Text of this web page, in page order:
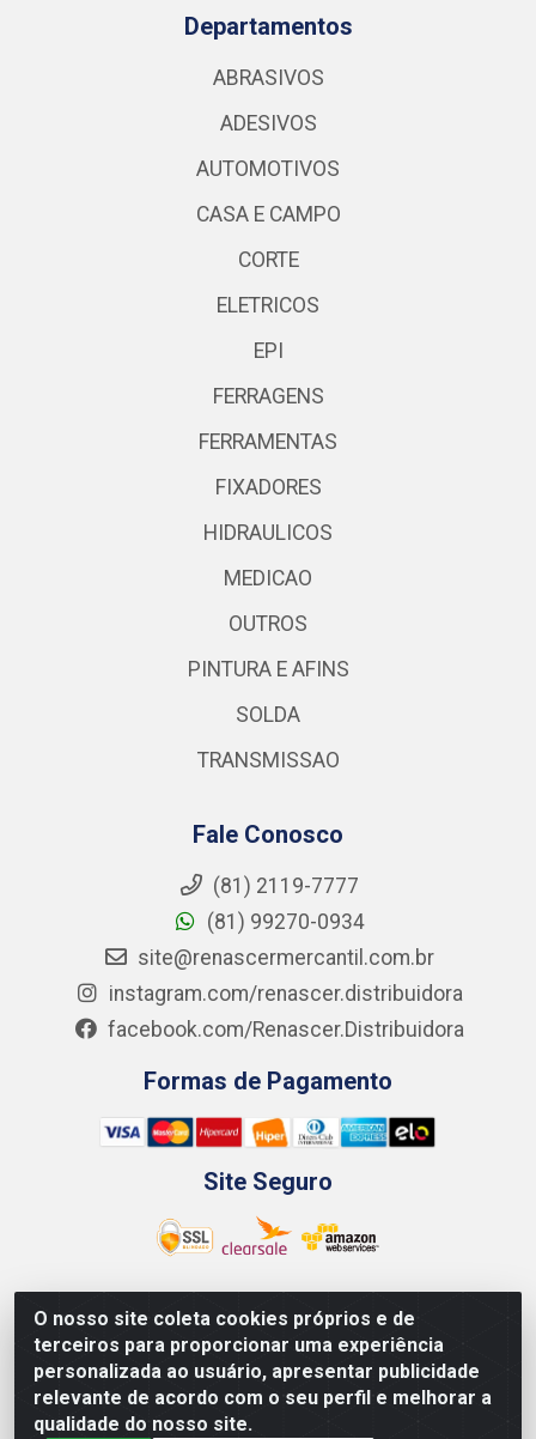
O nosso site coleta cookies próprios e de
terceiros para proporcionar uma experiência
personalizada ao usuário, apresentar publicidade
relevante de acordo com o seu perfil e melhorar a
qualidade do nosso site.
Departamentos
ABRASIVOS
ADESIVOS
AUTOMOTIVOS
CASA E CAMPO
CORTE
ELETRICOS
EPI
FERRAGENS
FERRAMENTAS
FIXADORES
HIDRAULICOS
MEDICAO
OUTROS
PINTURA E AFINS
SOLDA
TRANSMISSAO
Fale Conosco
(81) 2119-7777
(81) 99270-0934
site@renascermercantil.com.br
instagram.com/renascer.distribuidora
facebook.com/Renascer.Distribuidora
Formas de Pagamento
Site Seguro
Renascer Distribuidora - Rua São Miguel, 1845 -
Afogados - Recife / PE - CEP 50850-000 - CNPJ
07.264.693/0001-79